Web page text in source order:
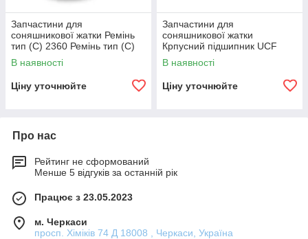
Запчастини для
соняшникової жатки Ремінь
тип (С) 2360 Ремінь тип (С)
2400
В наявності
Ціну уточнюйте
Запчастини для
соняшникової жатки
Крпусний підшипник UCF
207, UCF 208
В наявності
Ціну уточнюйте
Про нас
Рейтинг не сформований
Менше 5 відгуків за останній рік
Працює з 23.05.2023
м. Черкаси
просп. Хіміків 74 Д 18008 , Черкаси, Україна